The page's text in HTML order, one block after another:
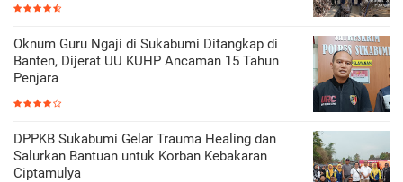
Oknum Guru Ngaji di Sukabumi Ditangkap di
Banten, Dijerat UU KUHP Ancaman 15 Tahun
Penjara
DPPKB Sukabumi Gelar Trauma Healing dan
Salurkan Bantuan untuk Korban Kebakaran
Ciptamulya